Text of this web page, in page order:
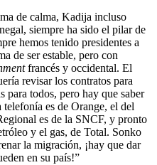
de calma, Kadija incluso
siempre ha sido el pilar de
hemos tenido presidentes a
de ser estable, pero con
francés y occidental. El
revisar los contratos para
para todos, pero hay que saber
es de Orange, el del
es de la SNCF, y pronto
y el gas, de Total. Sonko
la migración, ¡hay que dar
en su país!”